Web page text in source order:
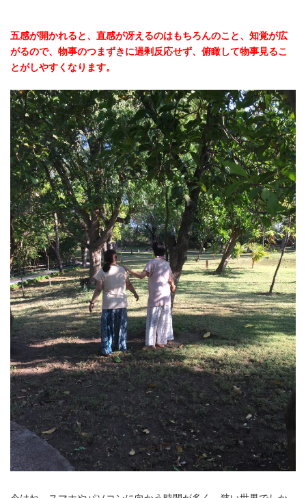
五感が開かれると、直感が冴えるのはもちろんのこと、知覚が広
がるので、物事のつまずきに過剰反応せず、俯瞰して物事見るこ
とがしやすくなります。